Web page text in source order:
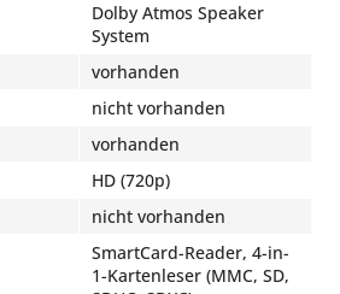
Dolby Atmos Speaker
System
vorhanden
nicht vorhanden
vorhanden
HD (720p)
nicht vorhanden
SmartCard-Reader, 4-in-
1-Kartenleser (MMC, SD,